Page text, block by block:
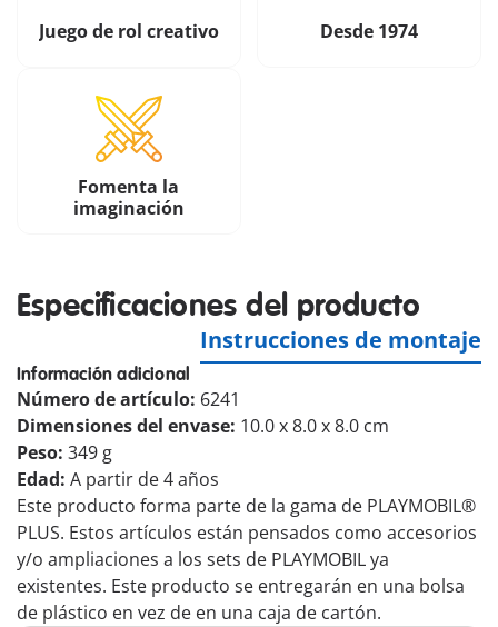
Juego de rol creativo Desde 1974
Fomenta la
imaginación
Especificaciones del producto
Instrucciones de montaje
Información adicional
Número de artículo: 6241
Dimensiones del envase: 10.0 x 8.0 x 8.0 cm
Peso: 349 g
Edad: A partir de 4 años
Este producto forma parte de la gama de PLAYMOBIL®
PLUS. Estos artículos están pensados como accesorios
y/o ampliaciones a los sets de PLAYMOBIL ya
existentes. Este producto se entregarán en una bolsa
de plástico en vez de en una caja de cartón.